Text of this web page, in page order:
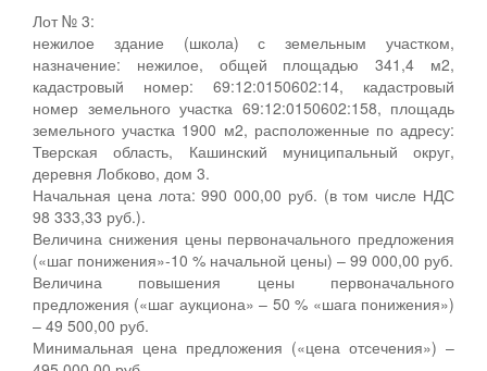
Лот № 3:
нежилое здание (школа) с земельным участком,
назначение: нежилое, общей площадью 341,4 м2,
кадастровый номер: 69:12:0150602:14, кадастровый
номер земельного участка 69:12:0150602:158, площадь
земельного участка 1900 м2, расположенные по адресу:
Тверская область, Кашинский муниципальный округ,
деревня Лобково, дом 3.
Начальная цена лота: 990 000,00 руб. (в том числе НДС
98 333,33 руб.).
Величина снижения цены первоначального предложения
(«шаг понижения»-10 % начальной цены) – 99 000,00 руб.
Величина повышения цены первоначального
предложения («шаг аукциона» – 50 % «шага понижения»)
– 49 500,00 руб.
Минимальная цена предложения («цена отсечения») –